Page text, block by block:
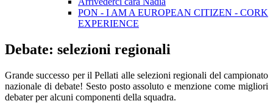
PON - I AM A EUROPEAN CITIZEN - CORK
EXPERIENCE
Debate: selezioni regionali
Grande successo per il Pellati alle selezioni regionali del campionato
nazionale di debate! Sesto posto assoluto e menzione come migliori
debater per alcuni componenti della squadra.